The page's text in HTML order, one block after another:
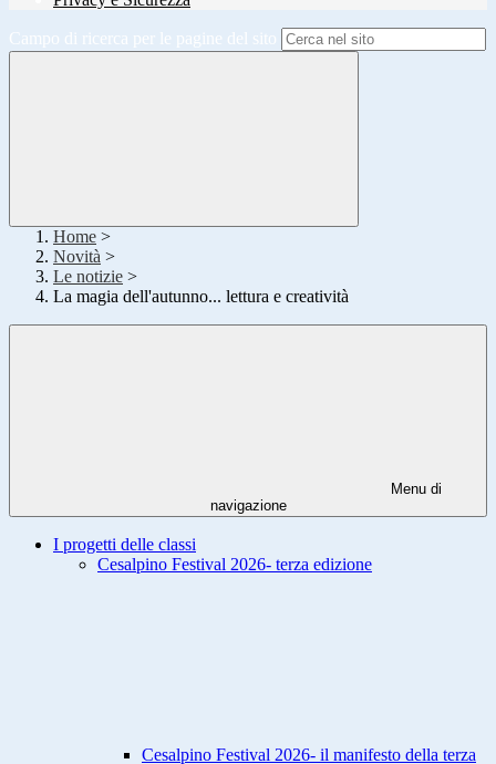
Campo di ricerca per le pagine del sito
Home >
Novità >
Le notizie >
La magia dell'autunno... lettura e creatività
Menu di
navigazione
I progetti delle classi
Cesalpino Festival 2026- terza edizione
Cesalpino Festival 2026- il manifesto della terza